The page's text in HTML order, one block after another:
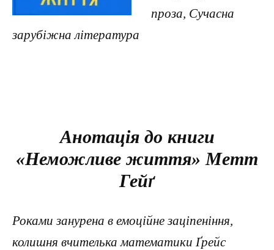
проза, Сучасна
зарубіжна література
Анотація до книги
«Неможливе життя» Метт
Гейґ
Роками занурена в емоційне заціпеніння,
колишня вчителька математики Ґрейс